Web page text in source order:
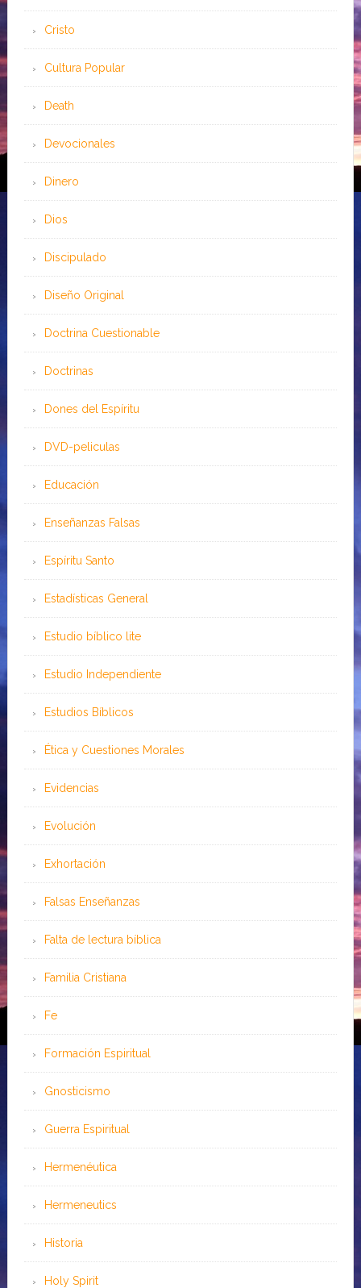
Cristo
Cultura Popular
Death
Devocionales
Dinero
Dios
Discipulado
Diseño Original
Doctrina Cuestionable
Doctrinas
Dones del Espíritu
DVD-peliculas
Educación
Enseñanzas Falsas
Espíritu Santo
Estadísticas General
Estudio bíblico lite
Estudio Independiente
Estudios Bíblicos
Ética y Cuestiones Morales
Evidencias
Evolución
Exhortación
Falsas Enseñanzas
Falta de lectura bíblica
Familia Cristiana
Fe
Formación Espiritual
Gnosticismo
Guerra Espiritual
Hermenéutica
Hermeneutics
Historia
Holy Spirit